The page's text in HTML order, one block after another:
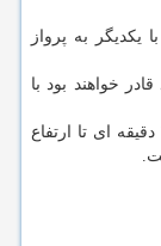
یكدیگر به پرواز
خواهند بود با
رئیس "JetPack Aviation" در یك پرواز آزمایشی ۴ دقیقه ای تا ارتفاع